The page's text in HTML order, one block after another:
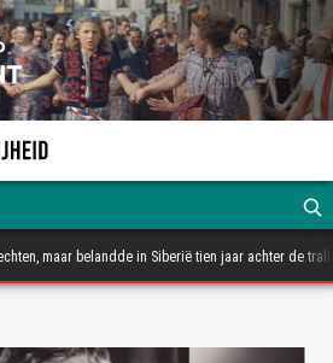
maar belandde in Siberië tien jaar achter de